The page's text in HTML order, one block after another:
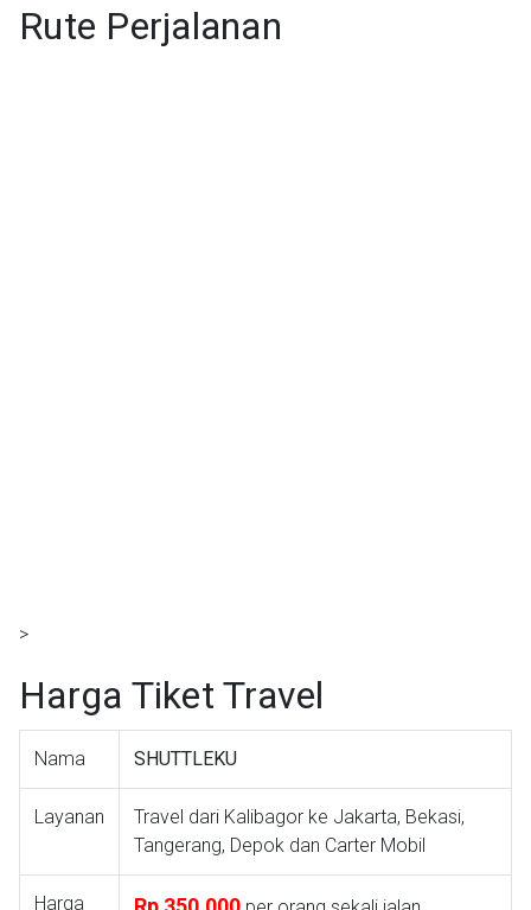
Rute Perjalanan
>
Harga Tiket Travel
Nama SHUTTLEKU
Layanan
Travel dari Kalibagor ke Jakarta, Bekasi,
Tangerang, Depok dan Carter Mobil
Harga